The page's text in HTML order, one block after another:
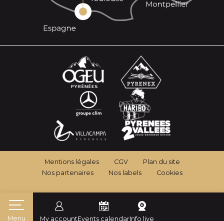
My accountEvents calendarInfo live
Menu
Mentions légales CGV
Plan du site
Nos partenaires
Nos labels Cookies